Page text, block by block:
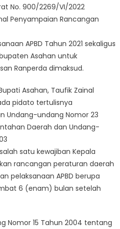
No. 900/2269/VI/2022
Penyampaian Rancangan
APBD Tahun 2021 sekaligus
Asahan untuk
Ranperda dimaksud.
Asahan, Taufik Zainal
pidato tertulisnya
Undang-undang Nomor 23
Daerah dan Undang-
satu kewajiban Kepala
rancangan peraturan daerah
pelaksanaan APBD berupa
6 (enam) bulan setelah
Nomor 15 Tahun 2004 tentang